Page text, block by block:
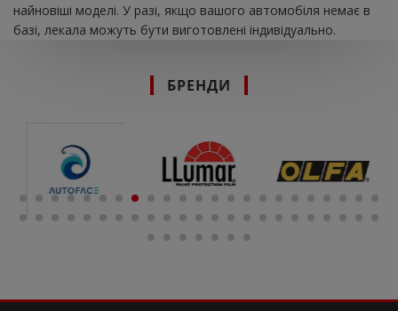
найновіші моделі. У разі, якщо вашого автомобіля немає в
базі, лекала можуть бути виготовлені індивідуально.
БРЕНДИ